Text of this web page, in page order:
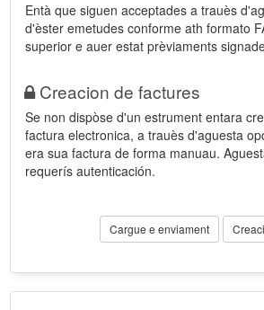
Entà que siguen acceptades a trauès
d'èster emetudes conforme ath formato
superior e auer estat prèviaments
Creacion de factures
Se non dispòse d'un estrument entara
factura electronica, a trauès d'aguesta
era sua factura de forma manuau.
requerís autenticación.
Cargue e enviament